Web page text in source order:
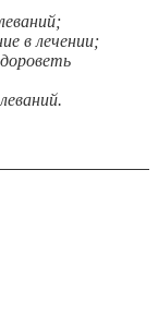
в лечении;